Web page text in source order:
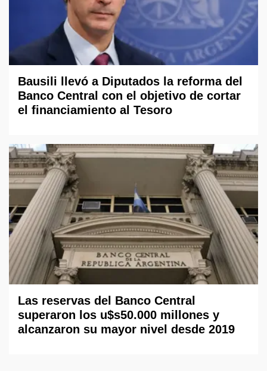
Bausili llevó a Diputados la reforma del
Banco Central con el objetivo de cortar
el financiamiento al Tesoro
Las reservas del Banco Central
superaron los u$s50.000 millones y
alcanzaron su mayor nivel desde 2019